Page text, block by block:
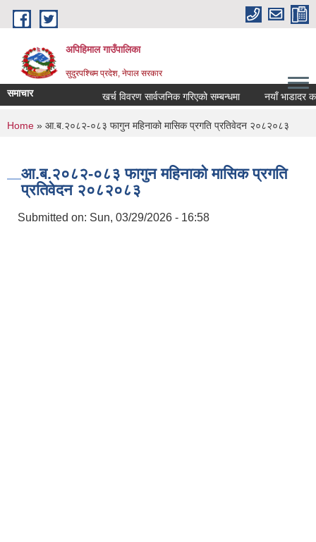
Skip to main content
अपिहिमाल गाउँपालिका
सुदुरपश्चिम प्रदेश, नेपाल सरकार
समाचार खर्च विवरण सार्वजनिक गरिएको सम्बन्धमा नयाँ भाडादर
You are here
Home » आ.ब.२०८२-०८३ फागुन महिनाको मासिक प्रगति प्रतिवेदन २०८२०८३
आ.ब.२०८२-०८३ फागुन महिनाको मासिक प्रगति
प्रतिवेदन २०८२०८३
Submitted on: Sun, 03/29/2026 - 16:58